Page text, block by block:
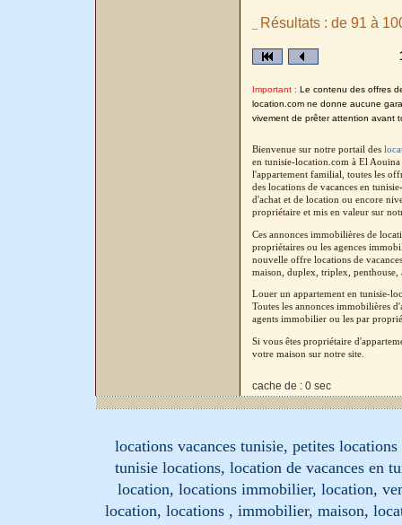
Résultats : de 91 à
Important : Le contenu des offres
location.com ne donne aucune
vivement de prêter attention avant
Bienvenue sur notre portail des
en tunisie-location.com à El
l'appartement familial, toutes les
des locations de vacances en
d'achat et de location ou encore
propriétaire et mis en valeur sur
Ces annonces immobilières de
propriétaires ou les agences
nouvelle offre locations de
maison, duplex, triplex, penthouse,
Louer un appartement en tunisie-
Toutes les annonces immobilières
agents immobilier ou les par
Si vous êtes propriétaire
votre maison sur notre site.
cache de : 0 sec
locations vacances tunisie, petites
tunisie locations, location de vacances en
location, locations immobilier, location,
location, locations , immobilier, maison,